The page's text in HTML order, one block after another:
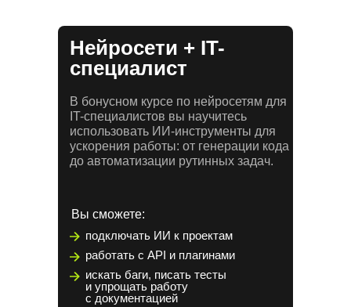
Нейросети + IT-
специалист
В бонусном курсе по нейросетям для
IT-специалистов вы научитесь
использовать ИИ-инструменты для
ускорения работы: от генерации кода
до автоматизации рутинных задач.
Вы сможете:
подключать ИИ к проектам
работать с API и плагинами
искать баги, писать тесты
и упрощать работу
с документацией